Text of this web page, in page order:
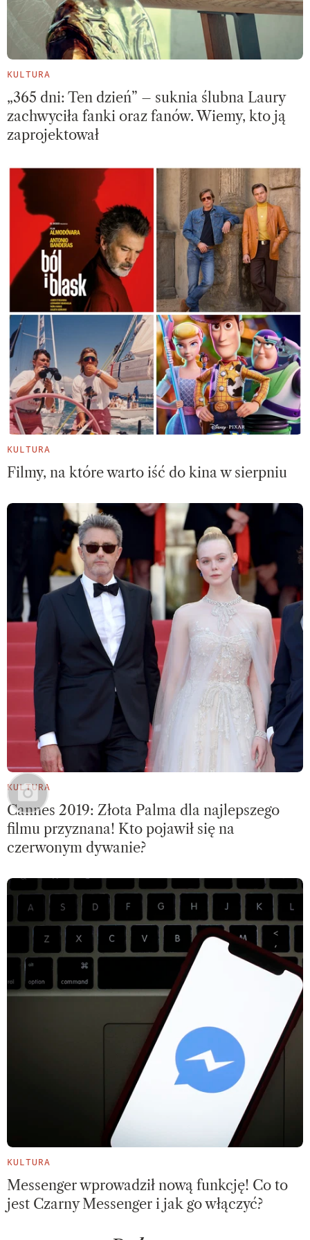
KULTURA
„365 dni: Ten dzień” – suknia ślubna Laury
zachwyciła fanki oraz fanów. Wiemy, kto ją
zaprojektował
KULTURA
Filmy, na które warto iść do kina w sierpniu
KULTURA
Cannes 2019: Złota Palma dla najlepszego
filmu przyznana! Kto pojawił się na
czerwonym dywanie?
KULTURA
Messenger wprowadził nową funkcję! Co to
jest Czarny Messenger i jak go włączyć?